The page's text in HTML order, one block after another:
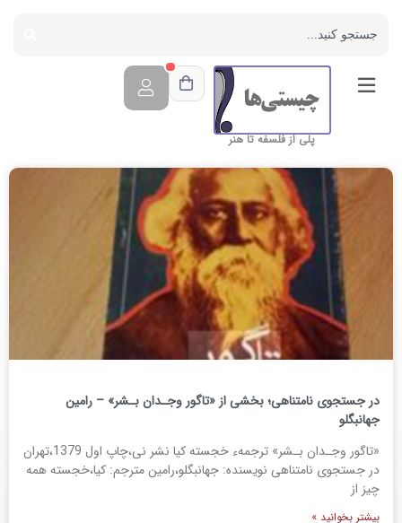
پلی از فلسفه تا هنر
در جستجوی نامتناهی؛ بخشی از «تاگور وجـدان بـشر‌» – رامین
جهانبگلو
«تاگور وجـدان بـشر‌» ترجمهء‌ خجسته کیا نشر نی،چاپ اول 1379،تهران
در جستجوی نامتناهی نویسنده: جهانبگلو،رامین مترجم: کیا،خجسته همه
چیز از
بیشتر بخوانید »